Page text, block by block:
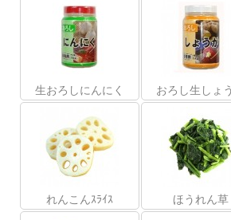
生おろしにんにく おろし生しょ
れんこんｽﾗｲｽ ほうれん草